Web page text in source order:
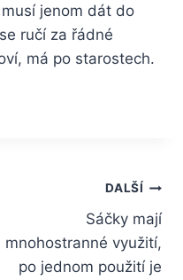
jenom dát do
ručí za řádné
má po starostech.
DALŠÍ
Sáčky mají
mnohostranné využití,
po jednom použití je